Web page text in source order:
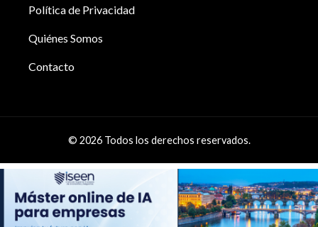
Política de Privacidad
Quiénes Somos
Contacto
© 2026 Todos los derechos reservados.